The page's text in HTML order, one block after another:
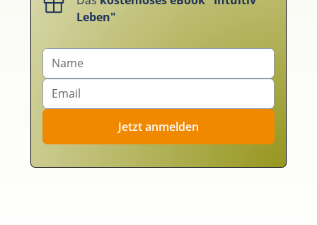
Leben"